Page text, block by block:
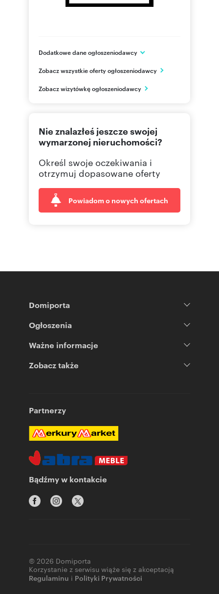
Dodatkowe dane ogłoszeniodawcy
Wrocław
PL
Zobacz wszystkie oferty ogłoszeniodawcy
Zobacz wizytówkę ogłoszeniodawcy
Nie znalazłeś jeszcze swojej
wymarzonej nieruchomości?
Określ swoje oczekiwania i
otrzymuj dopasowane oferty
Powiadom o nowych ofertach
Domiporta
Ogłoszenia
Ważne informacje
Zobacz także
Partnerzy
Bądźmy w kontakcie
© 2026 Domiporta
Korzystanie z serwisu wiąże się z akceptacją
Regulaminu i Polityki Prywatności